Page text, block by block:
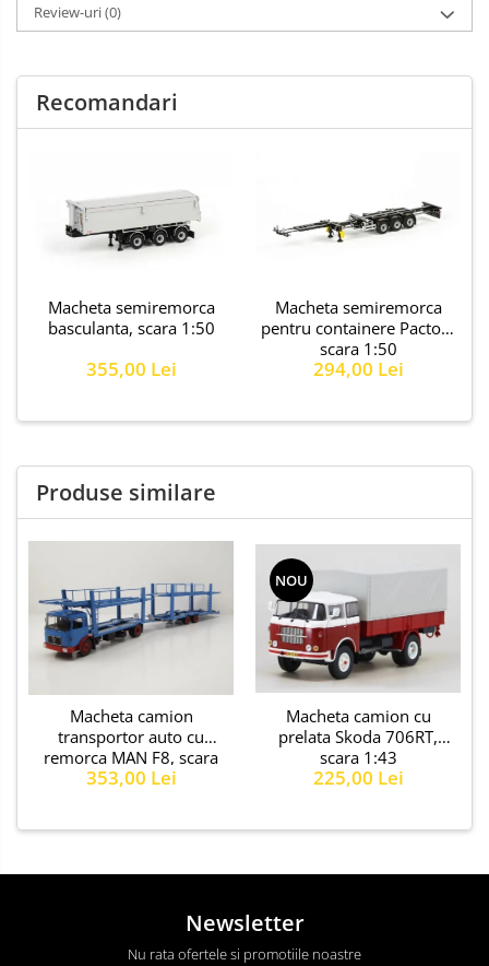
Review-uri(0)
Recomandari
Macheta semiremorca
basculanta, scara 1:50
355,00 Lei
Macheta semiremorca
pentru containere Pacton,
scara 1:50
294,00 Lei
Produse similare
Macheta camion
transportor auto cu
remorca MAN F8, scara
1:43
353,00 Lei
NOU
Macheta camion cu
prelata Skoda 706RT,
scara 1:43
225,00 Lei
Newsletter
Nu rata ofertele si promotiile noastre